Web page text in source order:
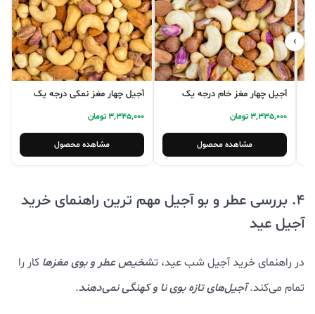
آجیل چهار مغز خام درجه یک
3,335,000 تومان
مشاهده محصول
آجیل چهار مغز نمکی درجه یک
3,345,000 تومان
مشاهده محصول
‹›
4. بررسی عطر و بو آجیل مهم ترین راهنمای خرید
آجیل عید
در راهنمای خرید آجیل شب عید، تشخیص عطر و بوی مغزها کار را
تمام می‌کند.آجیل‌های تازه بوی نا و کهنگی نمی‌دهند.